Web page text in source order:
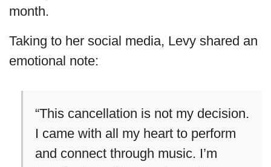
month.
Taking to her social media, Levy shared an
emotional note:
“This cancellation is not my decision.
I came with all my heart to perform
and connect through music. I’m